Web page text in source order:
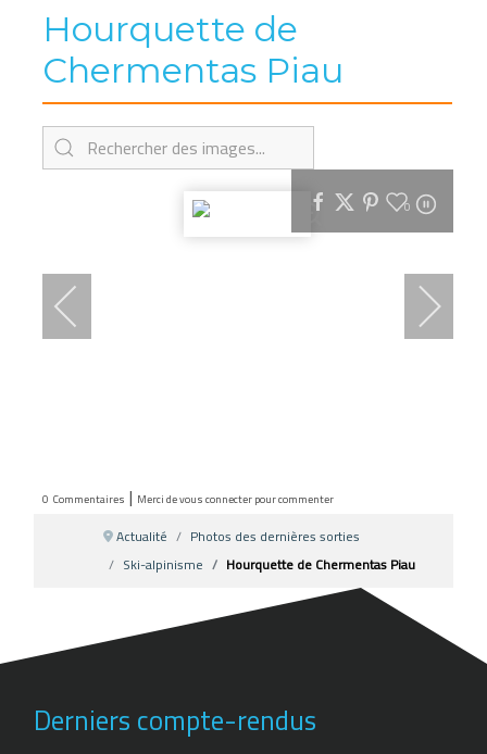
Hourquette de
Chermentas Piau
0
0 Commentaires | Merci de vous connecter pour commenter
Actualité
Photos des dernières sorties
Ski-alpinisme
Hourquette de Chermentas Piau
Derniers compte-rendus